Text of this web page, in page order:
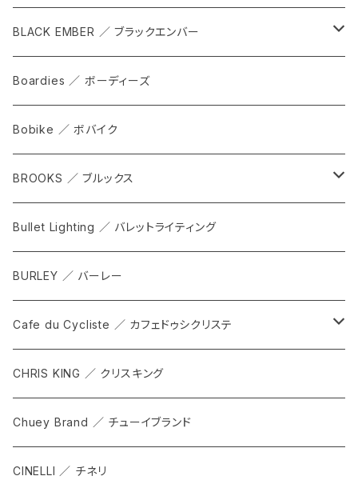
cap
grove
BLACK EMBER ／ ブラックエンバー
ALL
FORGE
WPT TOTE
CITADEL
WPRT
DEX
GRIP SLING
SHADOW
KOMPAK
Boardies ／ ボーディーズ
Bobike ／ ボバイク
BROOKS ／ ブルックス
ALL
サドル
カンビウム
メンテナンス
Bullet Lighting ／ バレットライティング
BURLEY ／ バーレー
Cafe du Cycliste ／ カフェドゥシクリステ
ALL
TOPS
BOTTOMS
CHRIS KING ／ クリスキング
Chuey Brand ／ チューイブランド
CINELLI ／ チネリ